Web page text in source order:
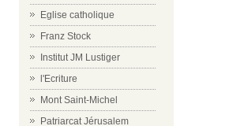
Eglise catholique
Franz Stock
Institut JM Lustiger
l'Ecriture
Mont Saint-Michel
Patriarcat Jérusalem